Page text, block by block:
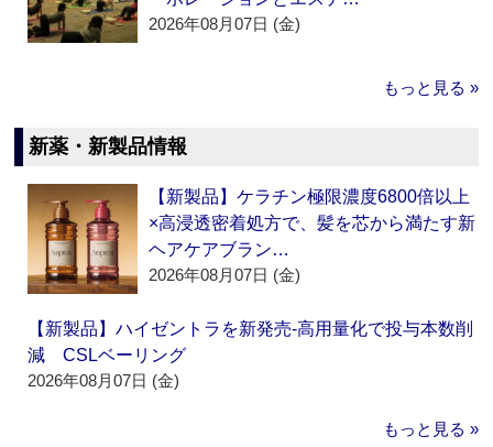
2026年08月07日 (金)
もっと見る »
新薬・新製品情報
【新製品】ケラチン極限濃度6800倍以上
×高浸透密着処方で、髪を芯から満たす新
ヘアケアブラン…
2026年08月07日 (金)
【新製品】ハイゼントラを新発売‐高用量化で投与本数削
減 CSLベーリング
2026年08月07日 (金)
もっと見る »